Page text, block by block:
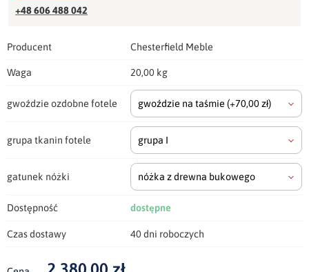
+48 606 488 042
Producent Chesterfield Meble
Waga 20,00 kg
gwoździe ozdobne fotele gwoździe na taśmie (+70,00 zł)
grupa tkanin fotele grupa I
gatunek nóżki nóżka z drewna bukowego
Dostępność dostępne
Czas dostawy 40 dni roboczych